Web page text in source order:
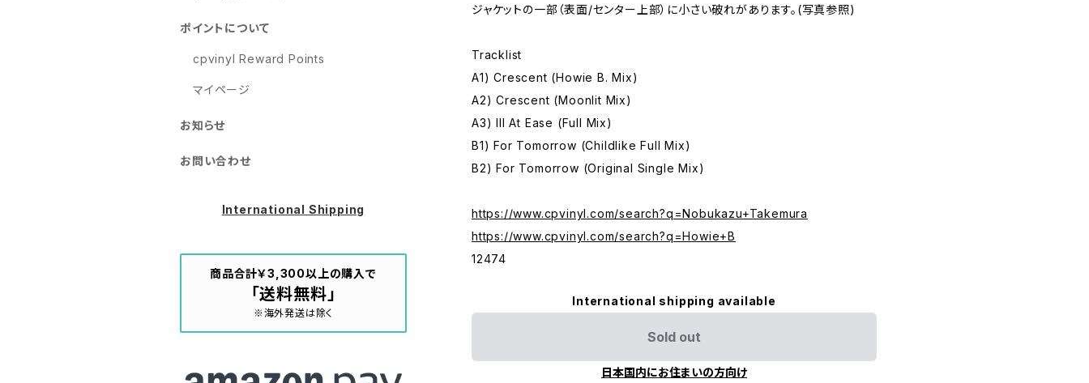
ジャケットの一部（表面/センター上部）に小さい破れがあります。(写真参照)
Tracklist
A1) Crescent (Howie B. Mix)
A2) Crescent (Moonlit Mix)
A3) Ill At Ease (Full Mix)
B1) For Tomorrow (Childlike Full Mix)
B2) For Tomorrow (Original Single Mix)
https://www.cpvinyl.com/search?q=Nobukazu+Takemura
https://www.cpvinyl.com/search?q=Howie+B
12474
International shipping available
Sold out
日本国内にお住まいの方向け
ポイントについて
cpvinyl Reward Points
マイページ
お知らせ
お問い合わせ
International Shipping
商品合計￥3,300以上の購入で
「送料無料」
※海外発送は除く